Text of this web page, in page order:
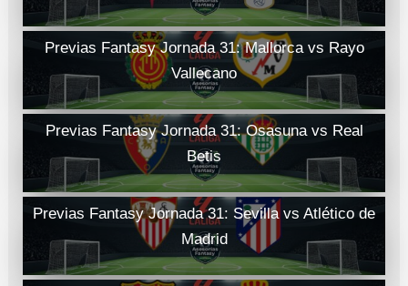
Previas Fantasy Jornada 31: Mallorca vs Rayo
Vallecano
Previas Fantasy Jornada 31: Osasuna vs Real
Betis
Previas Fantasy Jornada 31: Sevilla vs Atlético de
Madrid